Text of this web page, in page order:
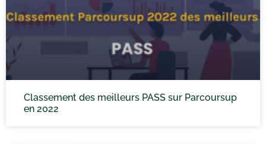
Classement des meilleurs PASS sur Parcoursup
en 2022